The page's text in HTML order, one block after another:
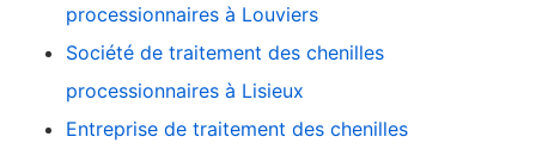
processionnaires à Louviers
Société de traitement des chenilles
processionnaires à Lisieux
Entreprise de traitement des chenilles